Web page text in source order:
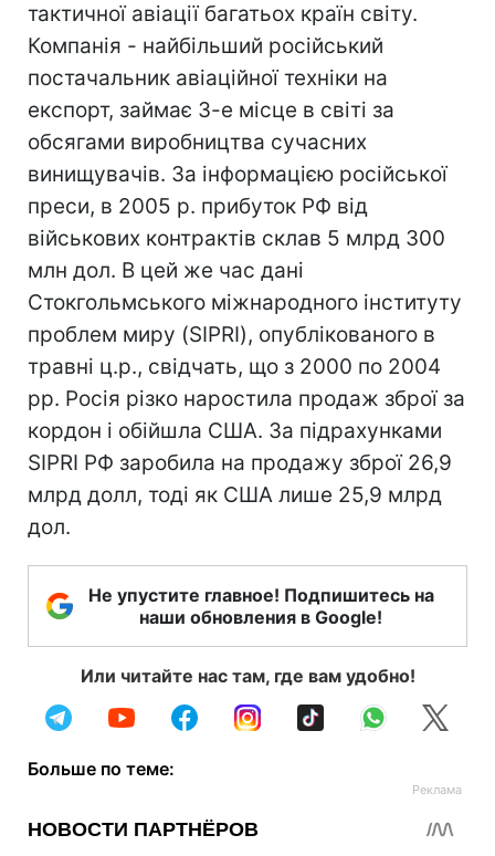
тактичної авіації багатьох країн світу.
Компанія - найбільший російський
постачальник авіаційної техніки на
експорт, займає 3-е місце в світі за
обсягами виробництва сучасних
винищувачів. За інформацією російської
преси, в 2005 р. прибуток РФ від
військових контрактів склав 5 млрд 300
млн дол. В цей же час дані
Стокгольмського міжнародного інституту
проблем миру (SIPRI), опублікованого в
травні ц.р., свідчать, що з 2000 по 2004
рр. Росія різко наростила продаж зброї за
кордон і обійшла США. За підрахунками
SIPRI РФ заробила на продажу зброї 26,9
млрд долл, тоді як США лише 25,9 млрд
дол.
Не упустите главное! Подпишитесь на
наши обновления в Google!
Или читайте нас там, где вам удобно!
Больше по теме: